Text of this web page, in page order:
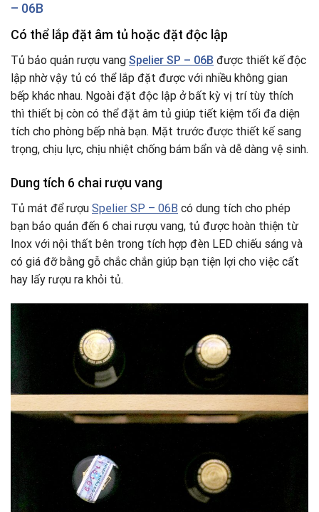
– 06B
Có thể lắp đặt âm tủ hoặc đặt độc lập
Tủ bảo quản rượu vang Spelier SP – 06B được thiết kế độc
lập nhờ vậy tủ có thể lắp đặt được với nhiều không gian
bếp khác nhau. Ngoài đặt độc lập ở bất kỳ vị trí tùy thích
thì thiết bị còn có thể đặt âm tủ giúp tiết kiệm tối đa diện
tích cho phòng bếp nhà bạn. Mặt trước được thiết kế sang
trọng, chịu lực, chịu nhiệt chống bám bẩn và dễ dàng vệ sinh.
Dung tích 6 chai rượu vang
Tủ mát để rượu Spelier SP – 06B có dung tích cho phép
bạn bảo quản đến 6 chai rượu vang, tủ được hoàn thiện từ
Inox với nội thất bên trong tích hợp đèn LED chiếu sáng và
có giá đỡ bằng gỗ chắc chắn giúp bạn tiện lợi cho việc cất
hay lấy rượu ra khỏi tủ.